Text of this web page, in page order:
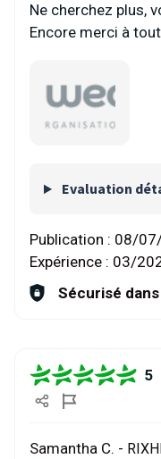
Ne cherchez plus,
Encore merci à
Evaluation
Publication : 08/
Expérience : 03/
Sécurisé
5
Samantha C. -